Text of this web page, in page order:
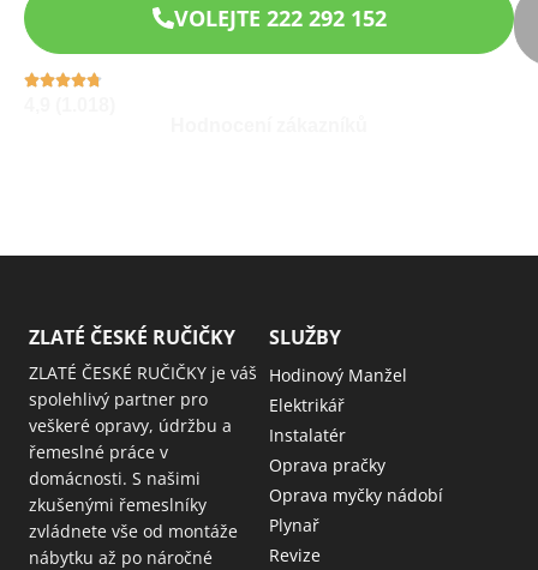
VOLEJTE 222 292 152
ZLATÉ ČESKÉ RUČIČKY
ZLATÉ ČESKÉ RUČIČKY je váš
spolehlivý partner pro
veškeré opravy, údržbu a
řemeslné práce v
domácnosti. S našimi
zkušenými řemeslníky
zvládnete vše od montáže
nábytku až po náročné
SLUŽBY
Hodinový Manžel
Elektrikář
Instalatér
Oprava pračky
Oprava myčky nádobí
Plynař
Revize